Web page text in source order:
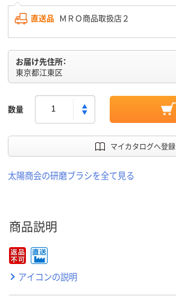
直送品 ＭＲＯ商品取扱店２
お届け先住所：
東京都江東区
数量
マイカタログへ登録
太陽商会の研磨ブラシを全て見る
商品説明
アイコンの説明